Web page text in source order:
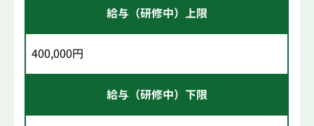
給与（研修中）上限
400,000円
給与（研修中）下限